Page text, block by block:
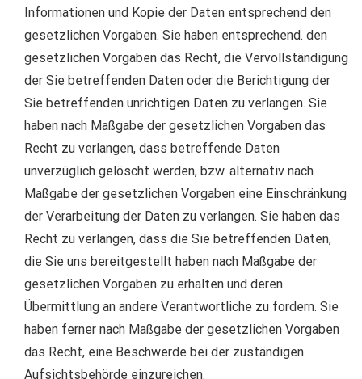
Informationen und Kopie der Daten entsprechend den
gesetzlichen Vorgaben. Sie haben entsprechend. den
gesetzlichen Vorgaben das Recht, die Vervollständigung
der Sie betreffenden Daten oder die Berichtigung der
Sie betreffenden unrichtigen Daten zu verlangen. Sie
haben nach Maßgabe der gesetzlichen Vorgaben das
Recht zu verlangen, dass betreffende Daten
unverzüglich gelöscht werden, bzw. alternativ nach
Maßgabe der gesetzlichen Vorgaben eine Einschränkung
der Verarbeitung der Daten zu verlangen. Sie haben das
Recht zu verlangen, dass die Sie betreffenden Daten,
die Sie uns bereitgestellt haben nach Maßgabe der
gesetzlichen Vorgaben zu erhalten und deren
Übermittlung an andere Verantwortliche zu fordern. Sie
haben ferner nach Maßgabe der gesetzlichen Vorgaben
das Recht, eine Beschwerde bei der zuständigen
Aufsichtsbehörde einzureichen.